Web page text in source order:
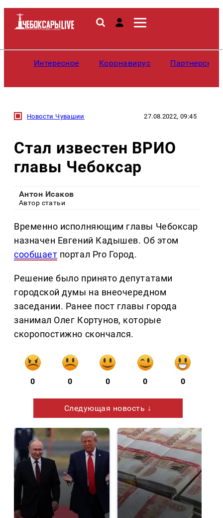
Интересное Коронавирус
Новости Чувашии 27.08.2022, 09:45
Стал известен ВРИО
главы Чебоксар
Антон Исаков
Автор статьи
Временно исполняющим главы Чебоксар
назначен Евгений Кадышев. Об этом
сообщает портал Pro Город.
Решение было принято депутатами
городской думы на внеочередном
заседании. Ранее пост главы города
занимал Олег Кортунов, которые
скоропостижно скончался.
0 0 0 0 0
Следующая новость ↓